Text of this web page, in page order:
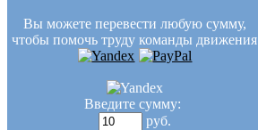
Вы можете перевести любую сумму,
чтобы помочь труду команды движения
Введите сумму:
руб.